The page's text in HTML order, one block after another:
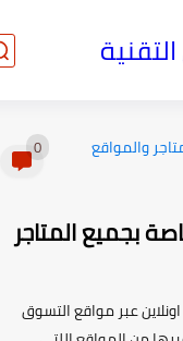
والمواقع
بجميع المتاجر
عبر مواقع التسوق